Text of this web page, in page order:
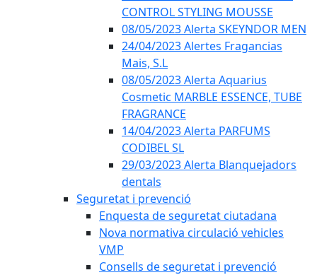
CONTROL STYLING MOUSSE
08/05/2023 Alerta SKEYNDOR MEN
24/04/2023 Alertes Fragancias
Mais, S.L
08/05/2023 Alerta Aquarius
Cosmetic MARBLE ESSENCE, TUBE
FRAGRANCE
14/04/2023 Alerta PARFUMS
CODIBEL SL
29/03/2023 Alerta Blanquejadors
dentals
Seguretat i prevenció
Enquesta de seguretat ciutadana
Nova normativa circulació vehicles
VMP
Consells de seguretat i prevenció